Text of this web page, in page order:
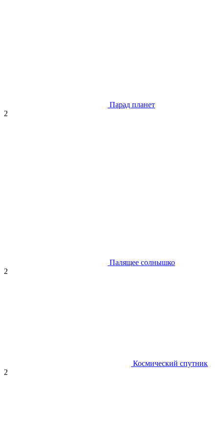
Парад планет
2
Палящее солнышко
2
Космический спутник
2